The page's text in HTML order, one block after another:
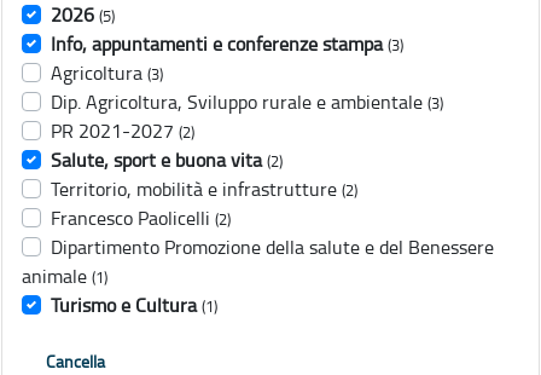
2026 (5)
Info, appuntamenti e conferenze stampa (3)
Agricoltura (3)
Dip. Agricoltura, Sviluppo rurale e ambientale (3)
PR 2021-2027 (2)
Salute, sport e buona vita (2)
Territorio, mobilità e infrastrutture (2)
Francesco Paolicelli (2)
Dipartimento Promozione della salute e del Benessere
animale (1)
Turismo e Cultura (1)
Cancella